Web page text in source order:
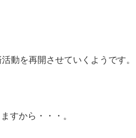
動を再開させていくようです。
すから・・・。